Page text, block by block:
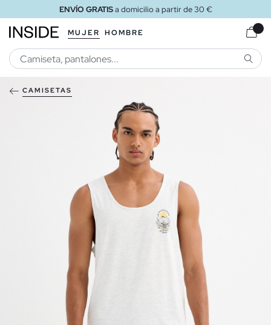
ENVÍO GRATISa domicilio a partir de 30 €
MUJER HOMBRE
CAMISETAS